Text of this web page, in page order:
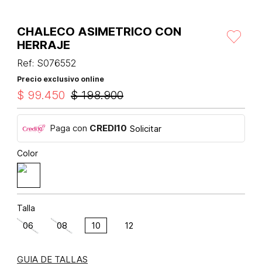
CHALECO ASIMETRICO CON
HERRAJE
Ref: S076552
Precio exclusivo online
$ 198.900
$ 99.450
Paga con CREDI10 Solicitar
Color
Talla
06 08 10 12
GUIA DE TALLAS